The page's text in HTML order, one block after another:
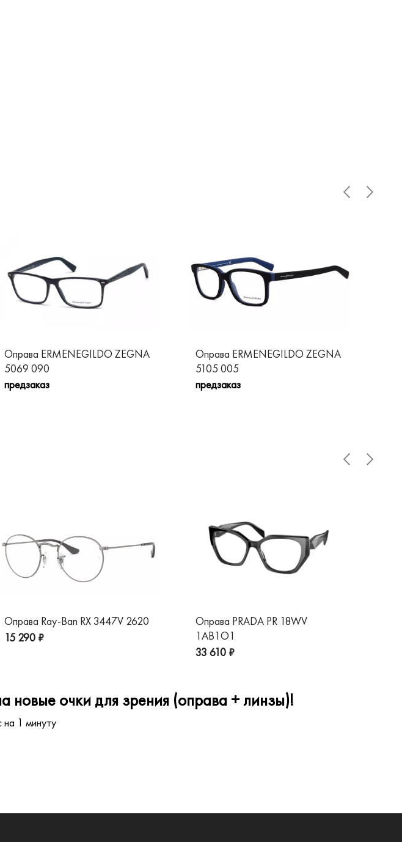
Оправа ERMENEGILDO ZEGNA
5069 090
предзаказ
Оправа ERMENEGILDO ZEGNA
5105 005
предзаказ
Оправа Ray-Ban RX 3447V 2620
15 290 ₽
Оправа PRADA PR 18WV
1AB1O1
33 610 ₽
новые очки для зрения (оправа + линзы)!
1 минуту